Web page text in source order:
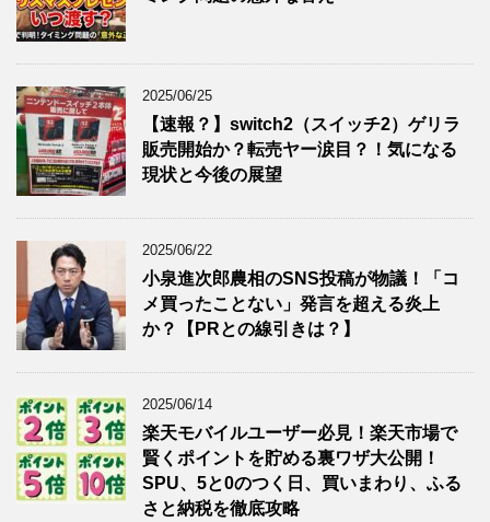
2025/06/25
【速報？】switch2（スイッチ2）ゲリラ
販売開始か？転売ヤー涙目？！気になる
現状と今後の展望
2025/06/22
小泉進次郎農相のSNS投稿が物議！「コ
メ買ったことない」発言を超える炎上
か？【PRとの線引きは？】
2025/06/14
楽天モバイルユーザー必見！楽天市場で
賢くポイントを貯める裏ワザ大公開！
SPU、5と0のつく日、買いまわり、ふる
さと納税を徹底攻略